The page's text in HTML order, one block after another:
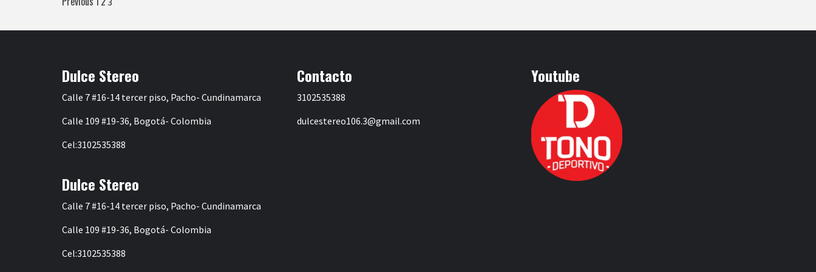
de
Dulce Stereo
Calle 7 #16-14 tercer piso, Pacho- Cundinamarca
Calle 109 #19-36, Bogotá- Colombia
Cel:3102535388
Dulce Stereo
Calle 7 #16-14 tercer piso, Pacho- Cundinamarca
Calle 109 #19-36, Bogotá- Colombia
Cel:3102535388
Contacto
3102535388
dulcestereo106.3@gmail.com
Youtube